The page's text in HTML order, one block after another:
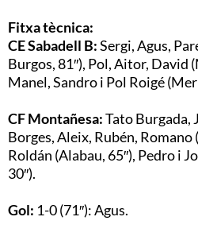
Fitxa tècnica:
CE Sabadell B:Sergi, Agus,
Burgos, 81″), Pol, Aitor, David
Manel, Sandro i Pol Roigé
CF Montañesa:Tato Burgada,
Borges, Aleix, Rubén, Romano
Roldán (Alabau, 65″), Pedro i
30″).
Gol: 1-0 (71″): Agus.